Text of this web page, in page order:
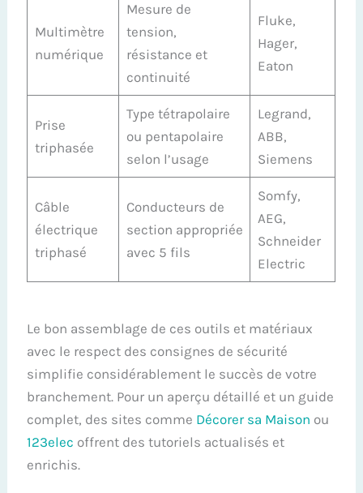
Multimètre
numérique
Mesure de
tension,
résistance et
continuité
Fluke,
Hager,
Eaton
Prise
triphasée
Type tétrapolaire
ou pentapolaire
selon l’usage
Legrand,
ABB,
Siemens
Câble
électrique
triphasé
Conducteurs de
section appropriée
avec 5 fils
Somfy,
AEG,
Schneider
Electric
Le bon assemblage de ces outils et matériaux
avec le respect des consignes de sécurité
simplifie considérablement le succès de votre
branchement. Pour un aperçu détaillé et un guide
complet, des sites comme Décorer sa Maison ou
123elec offrent des tutoriels actualisés et
enrichis.